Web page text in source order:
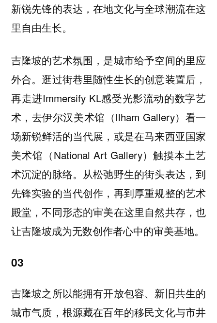
新锐先锋的表达，在地文化与全球潮流在这
里自由生长。
吉隆坡的艺术氛围，是城市给予空间的里应
外合。逛过街巷里随性生长的创意装置后，
再走进Immersify KL感受光影流动的数字艺
术，去伊尔汉美术馆（Ilham Gallery）看一
场新锐鲜活的当代展，或是在马来西亚国家
美术馆（National Art Gallery）触摸本土艺
术沉淀的脉络。从松弛野生的街头表达，到
先锋实验的当代创作，再到厚重规整的艺术
殿堂，不同形态的审美在这里自然共存，也
让吉隆坡成为无数创作者心中的审美基地。
03
吉隆坡之所以能拥有开放包容、新旧共生的
城市气质，根源藏在百年的移民文化与市井